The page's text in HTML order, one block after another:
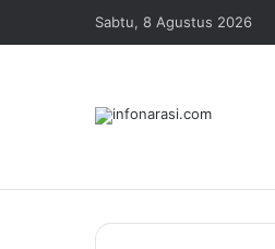
Sabtu, 8 Agustus 2026